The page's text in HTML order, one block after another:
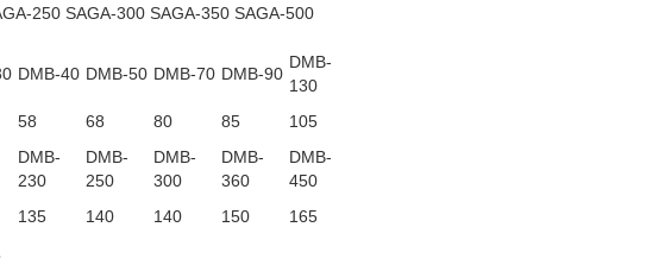
250 SAGA-300 SAGA-350 SAGA-500
DMB-40 DMB-50 DMB-70 DMB-90
DMB-
130
58 68 80 85 105
DMB-
230
DMB-
250
DMB-
300
DMB-
360
DMB-
450
135 140 140 150
165